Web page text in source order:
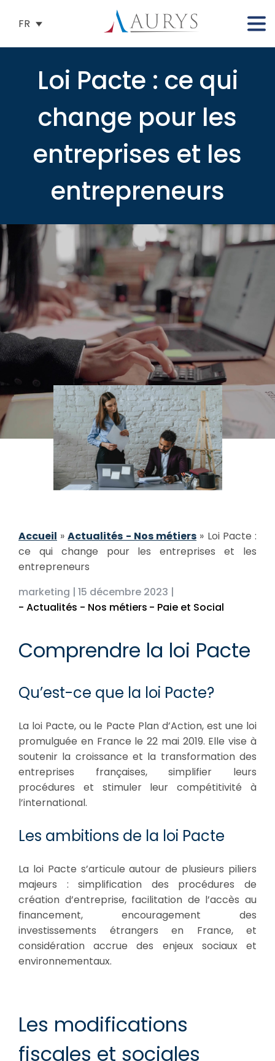
FR
Loi Pacte : ce qui
change pour les
entreprises et les
entrepreneurs
Accueil »Actualités - Nos métiers » Loi Pacte :
ce qui change pour les entreprises et les
entrepreneurs
marketing | 15 décembre 2023 |
- Actualités - Nos métiers - Paie et Social
Comprendre la loi Pacte
Qu’est-ce que la loi Pacte?
La loi Pacte, ou le Pacte Plan d’Action, est une loi
promulguée en France le 22 mai 2019. Elle vise à
soutenir la croissance et la transformation des
entreprises françaises, simplifier leurs
procédures et stimuler leur compétitivité à
l’international.
Les ambitions de la loi Pacte
La loi Pacte s’articule autour de plusieurs piliers
majeurs : simplification des procédures de
création d’entreprise, facilitation de l’accès au
financement, encouragement des
investissements étrangers en France, et
considération accrue des enjeux sociaux et
environnementaux.
Les modifications
fiscales et sociales